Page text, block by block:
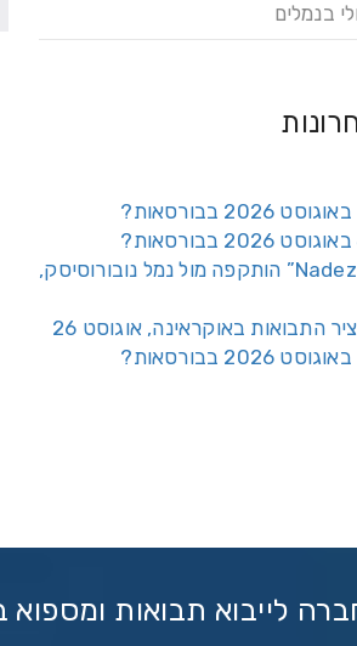
בנמלים
האנייה “Nadezhda” הותקפה מול נמל נובורוסיסק,
התבואות באוקראינה, אוגוסט 26
לייבוא תבואות